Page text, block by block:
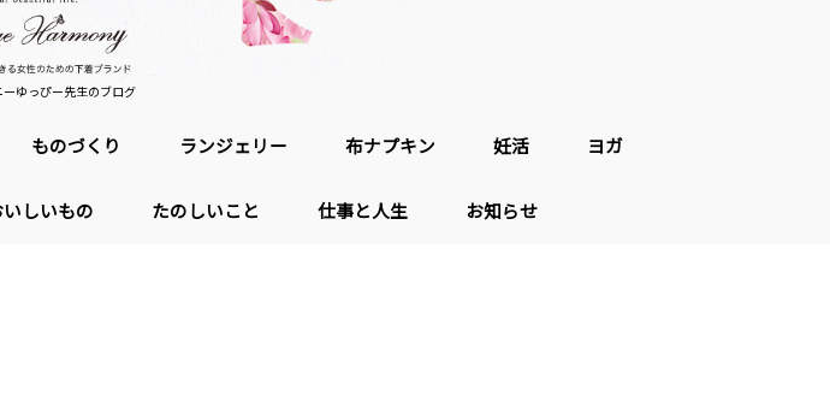
ーゆっぴー先生のブログ
ものづくり ランジェリー 布ナプキン 妊活 ヨガ
いしいもの たのしいこと 仕事と人生 お知らせ